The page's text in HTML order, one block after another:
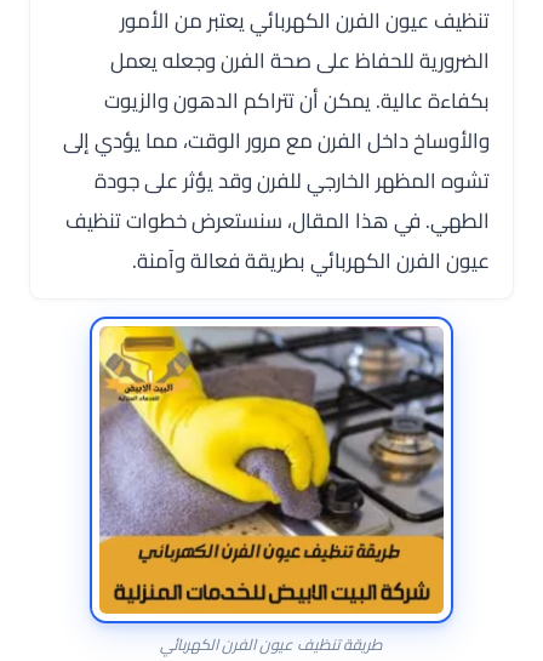
تنظيف عيون الفرن الكهربائي يعتبر من الأمور
الضرورية للحفاظ على صحة الفرن وجعله يعمل
بكفاءة عالية. يمكن أن تتراكم الدهون والزيوت
والأوساخ داخل الفرن مع مرور الوقت، مما يؤدي إلى
تشوه المظهر الخارجي للفرن وقد يؤثر على جودة
الطهي. في هذا المقال، سنستعرض خطوات تنظيف
عيون الفرن الكهربائي بطريقة فعالة وآمنة.
طريقة تنظيف عيون الفرن الكهربائي